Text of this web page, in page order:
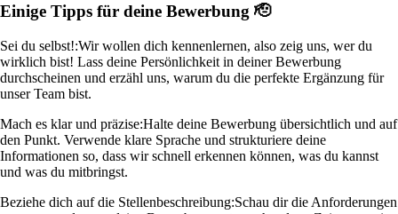
Einige Tipps für deine Bewerbung 🫡
Sei du selbst!:Wir wollen dich kennenlernen, also zeig uns, wer du
wirklich bist! Lass deine Persönlichkeit in deiner Bewerbung
durchscheinen und erzähl uns, warum du die perfekte Ergänzung für
unser Team bist.
Mach es klar und präzise:Halte deine Bewerbung übersichtlich und auf
den Punkt. Verwende klare Sprache und strukturiere deine
Informationen so, dass wir schnell erkennen können, was du kannst
und was du mitbringst.
Beziehe dich auf die Stellenbeschreibung:Schau dir die Anforderungen